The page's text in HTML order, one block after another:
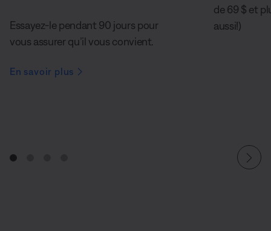
Essayez-le pendant 90 jours pour
vous assurer qu’il vous convient.
En savoir plus
de 69 $ et
aussi!)